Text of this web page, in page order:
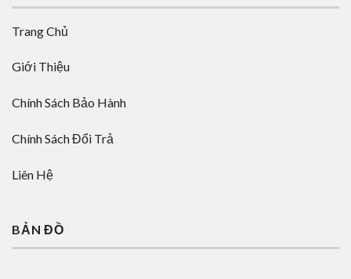
Trang Chủ
Giới Thiệu
Chính Sách Bảo Hành
Chính Sách Đổi Trả
Liên Hệ
BẢN ĐỒ